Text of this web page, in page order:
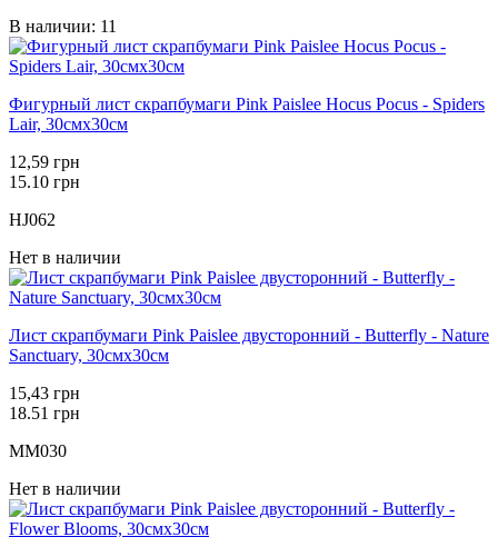
В наличии: 11
Фигурный лист скрапбумаги Pink Paislee Hocus Pocus - Spiders
Lair, 30смх30см
12,59 грн
15.10 грн
HJ062
Нет в наличии
Лист скрапбумаги Pink Paislee двусторонний - Butterfly - Nature
Sanctuary, 30смх30см
15,43 грн
18.51 грн
MM030
Нет в наличии